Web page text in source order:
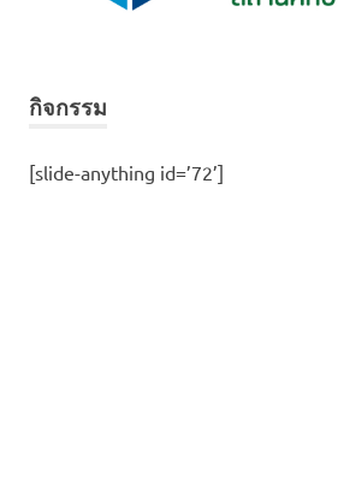
กิจกรรม
[slide-anything id=’72’]